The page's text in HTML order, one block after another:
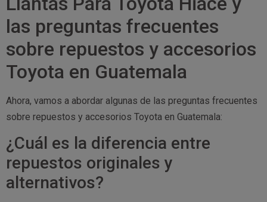
las preguntas frecuentes
sobre repuestos y accesorios
Toyota en Guatemala
Ahora, vamos a abordar algunas de las preguntas frecuentes
sobre repuestos y accesorios Toyota en Guatemala:
¿Cuál es la diferencia entre
repuestos originales y
alternativos?